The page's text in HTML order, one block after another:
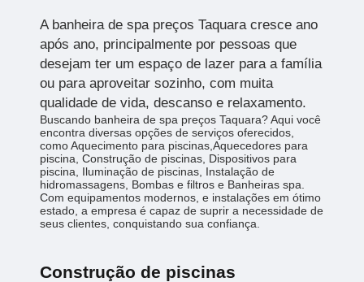
A banheira de spa preços Taquara cresce ano
após ano, principalmente por pessoas que
desejam ter um espaço de lazer para a família
ou para aproveitar sozinho, com muita
qualidade de vida, descanso e relaxamento.
Buscando banheira de spa preços Taquara? Aqui você
encontra diversas opções de serviços oferecidos,
como Aquecimento para piscinas,Aquecedores para
piscina, Construção de piscinas, Dispositivos para
piscina, Iluminação de piscinas, Instalação de
hidromassagens, Bombas e filtros e Banheiras spa.
Com equipamentos modernos, e instalações em ótimo
estado, a empresa é capaz de suprir a necessidade de
seus clientes, conquistando sua confiança.
Construção de piscinas